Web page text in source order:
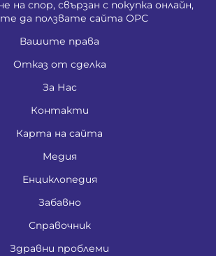
на спор, свързан с покупка онлайн,
да ползвате сайта ОРС
Вашите права
Отказ от сделка
За Нас
Контакти
Карта на сайта
Медия
Енциклопедия
Забавно
Справочник
Здравни проблеми